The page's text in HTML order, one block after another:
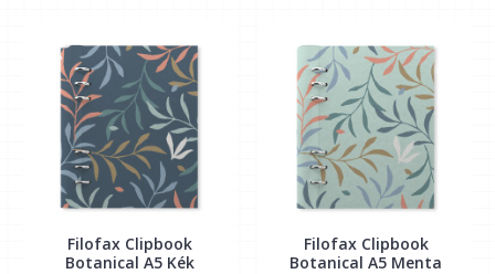
Filofax Clipbook
Botanical A5 Kék
Filofax Clipbook
Botanical A5 Menta